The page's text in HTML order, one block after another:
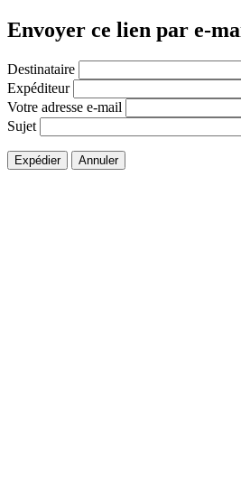
Envoyer ce lien par e-
Destinataire
Expéditeur
Votre adresse e-mail
Sujet
Expédier Annuler